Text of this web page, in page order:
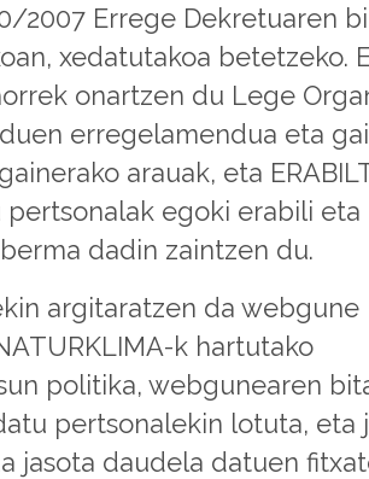
2007 Errege Dekretuaren
xedatutakoa betetzeko.
onartzen du Lege
erregelamendua eta
arauak, eta
pertsonalak egoki erabili eta
dadin zaintzen du.
argitaratzen da webgune
k hartutako
politika, webgunearen
pertsonalekin lotuta, eta
jasota daudela datuen